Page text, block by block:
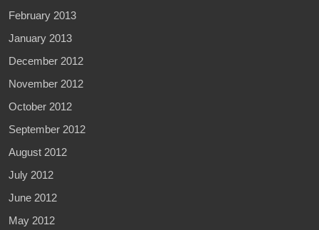
February 2013
January 2013
December 2012
November 2012
October 2012
September 2012
August 2012
July 2012
June 2012
May 2012